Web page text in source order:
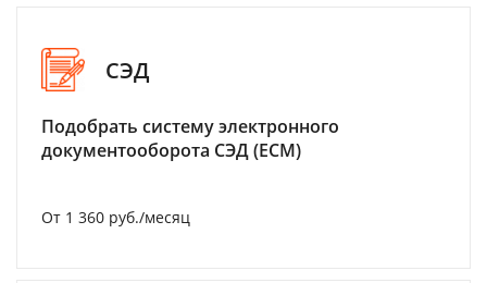
СЭД
Подобрать систему электронного
документооборота СЭД (ECM)
От 1 360 руб./месяц